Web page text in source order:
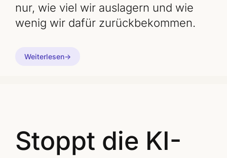
nur, wie viel wir auslagern und wie
wenig wir dafür zurückbekommen.
Weiterlesen
Stoppt die KI-